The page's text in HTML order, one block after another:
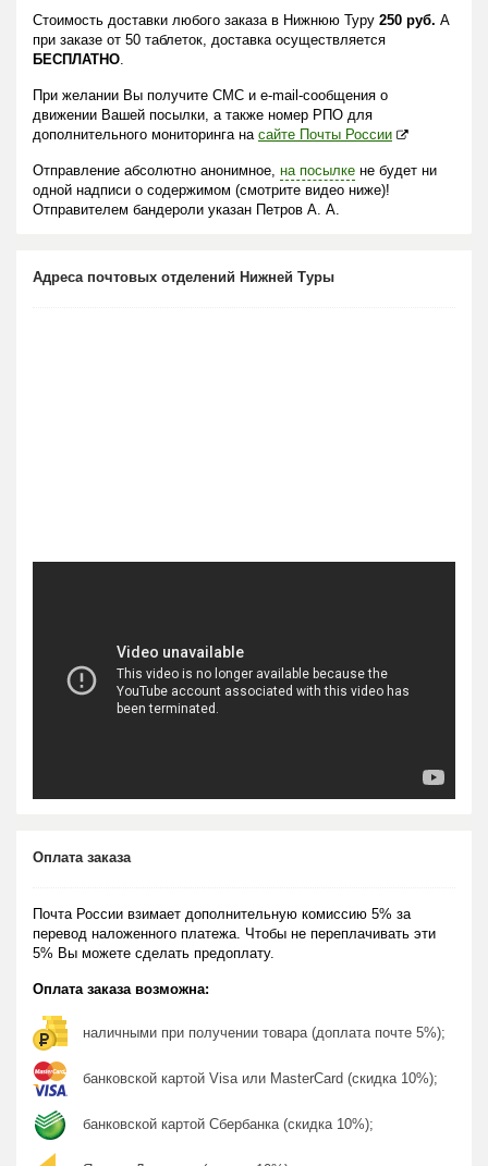
Стоимость доставки любого заказа в Нижнюю Туру 250 руб. А
при заказе от 50 таблеток, доставка осуществляется
БЕСПЛАТНО.
При желании Вы получите СМС и e-mail-сообщения о
движении Вашей посылки, а также номер РПО для
дополнительного мониторинга на сайте Почты России
Отправление абсолютно анонимное, на посылке не будет ни
одной надписи о содержимом (смотрите видео ниже)!
Отправителем бандероли указан Петров А. А.
Адреса почтовых отделений Нижней Туры
Оплата заказа
Почта России взимает дополнительную комиссию 5% за
перевод наложенного платежа. Чтобы не переплачивать эти
5% Вы можете сделать предоплату.
Оплата заказа возможна:
наличными при получении товара (доплата почте 5%);
банковской картой Visa или MasterCard (скидка 10%);
банковской картой Сбербанка (скидка 10%);